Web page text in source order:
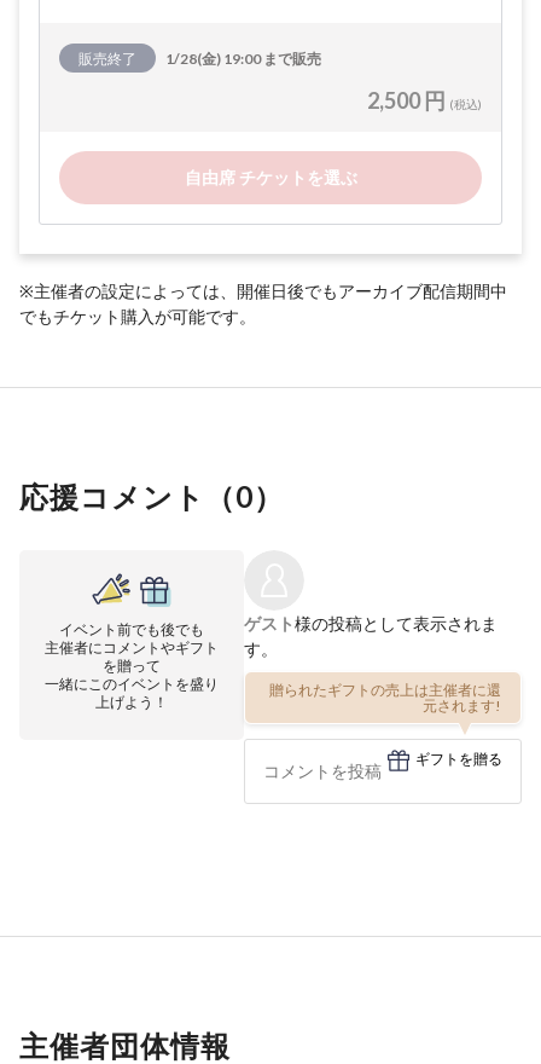
販売終了 1/28(金) 19:00 まで販売
2,500 円 (税込)
自由席 チケットを選ぶ
※主催者の設定によっては、開催日後でもアーカイブ配信期間中
でもチケット購入が可能です。
応援コメント（0）
イベント前でも後でも
主催者にコメントやギフト
を贈って
一緒にこのイベントを盛り
上げよう！
ゲスト様の投稿として表示されま
す。
贈られたギフトの売上は主催者に還
元されます!
ギフトを贈る
主催者団体情報